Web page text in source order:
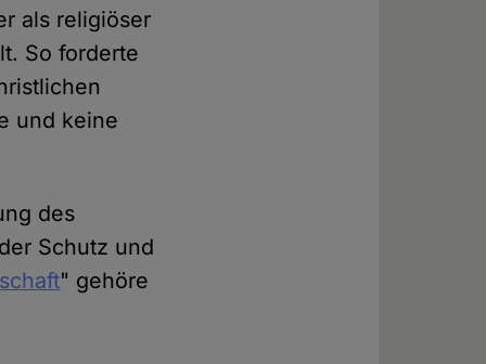
als religiöser
So forderte
und keine
des
Schutz und
" gehöre